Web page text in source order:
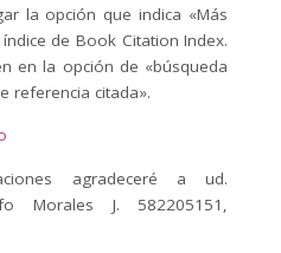
la opción que indica «Más
de Book Citation Index.
en la opción de «búsqueda
referencia citada».
agradeceré a ud.
Morales J. 582205151,